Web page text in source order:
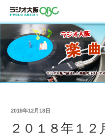
2018年12月18日
２０１８年１２